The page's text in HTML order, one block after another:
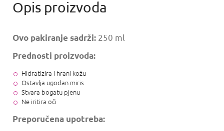
Ovo pakiranje sadrži: 250 ml
Prednosti proizvoda:
Hidratizira i hrani kožu
Ostavlja ugodan miris
Stvara bogatu pjenu
Ne iritira oči
Preporučena upotreba: